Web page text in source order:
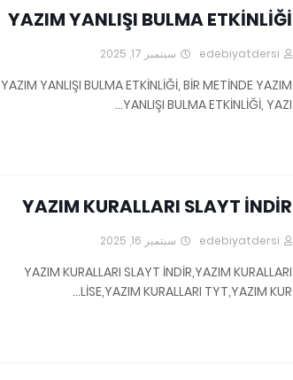
YAZIM YANLIŞI BULMA ETKİNLİĞİ
edebiyatdersi سبتمبر 17, 2025
YAZIM YANLIŞI BULMA ETKİNLİĞİ, BİR METİNDE YAZIM
YANLIŞI BULMA ETKİNLİĞİ, YAZI…
YAZIM KURALLARI SLAYT İNDİR
edebiyatdersi سبتمبر 16, 2025
YAZIM KURALLARI SLAYT İNDİR,YAZIM KURALLARI
LİSE,YAZIM KURALLARI TYT,YAZIM KUR…